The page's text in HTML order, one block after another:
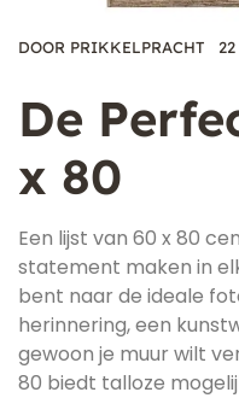
DOOR PRIKKELPRACHT
De
x 80
Een lijst van 60 x 80
statement maken in
bent naar de ideale
herinnering, een
gewoon je muur wilt
80 biedt talloze